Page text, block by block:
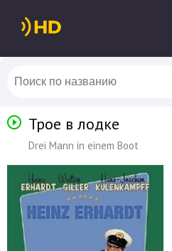
Трое в лодке
Drei Mann in einem Boot